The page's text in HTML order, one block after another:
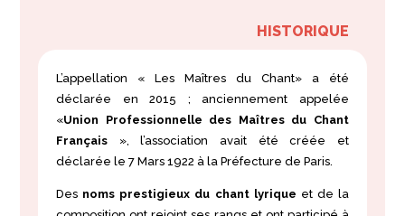
HISTORIQUE
L’appellation « Les Maîtres du Chant» a été
déclarée en 2015 ; anciennement appelée
«Union Professionnelle des Maîtres du Chant
Français », l’association avait été créée et
déclarée le 7 Mars 1922 à la Préfecture de Paris.
Des noms prestigieux du chant lyrique et de la